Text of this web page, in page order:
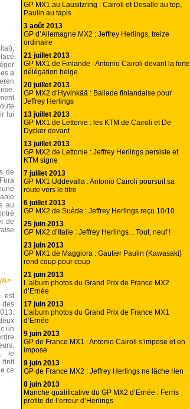
a
lui
de
au
de
A>
est
un
le
finit
ce
GP MX1 au Lausitzring : Cairoli et Desalle au top,
Paulin au tapis
3 août 2013
GP d’Allemagne MX2 : Jeffrey Herlings, treize
ordinaire
21 juillet 2013
GP MX1 de Finlande : Antonio Cairoli devant la forte
délégation belge
20 juillet 2013
GP MX2 d’Hyvinkää : Ballade finlandaise pour
Jeffrey Herlings
13 juillet 2013
GP MX1 de Lettonie : les KTM de Cairoli et De
Dycker devant
13 juillet 2013
GP MX2 de Lettonie : Jeffrey Herlings persiste et
KTM signe
7 juillet 2013
GP MX1 Uddevalla : Antonio Cairoli poursuit sa
route vers le titre
6 juillet 2013
GP MX2 de Suède : Jeffrey Herlings reçu 10/10
25 juin 2013
GP MX2 d’Italie : Jeffrey Herlings…Tout, neuf !
23 juin 2013
GP MX1 de Maggiora : Gautier Paulin (Kawasaki)
rend coup pour coup
21 juin 2013
L’album photos du Grand Prix de France MX2
d’Ernée
17 juin 2013
L’album photos du Grand Prix de France MX1
d’Ernée
9 juin 2013
GP de France MX1 : Antonio Cairoli s’impose et en
impose
9 juin 2013
GP de France MX2 : Jeffrey Herlings ne lâche rien
8 juin 2013
Manche qualificative du GP MX2 d’Ernée : Ferris
profite de l’erreur d’Herlings